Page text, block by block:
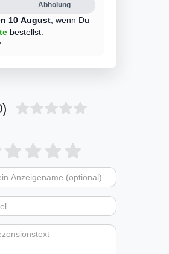
Abholung
10 August wenn Du
bestellst.
von
5
4
von
5
3
von
5
2
von
5
1
von
5
Bewertungssternen